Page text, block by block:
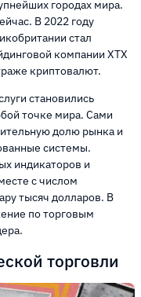
городах мира.
В 2022 году
стал
компании XTX
криптовалют.
становились
точке мира. Сами
долю рынка и
системы.
индикаторов и
с числом
тысяч долларов. В
по торговым
торговли